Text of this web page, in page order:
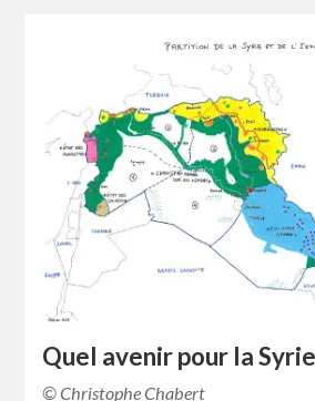
Quel avenir pour la
© Christophe Chabert